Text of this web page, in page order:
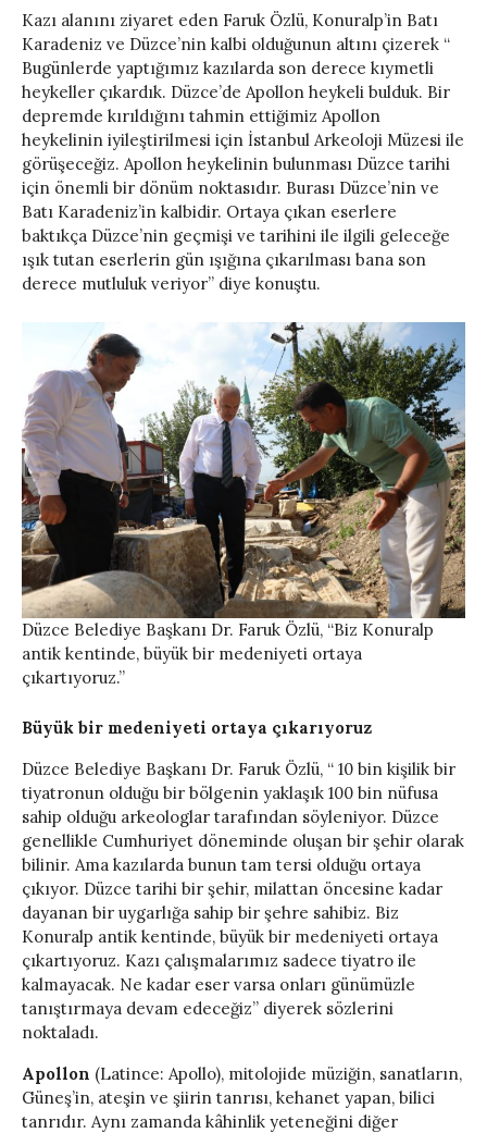
Kazı alanını ziyaret eden Faruk Özlü, Konuralp’in Batı
Karadeniz ve Düzce’nin kalbi olduğunun altını çizerek “
Bugünlerde yaptığımız kazılarda son derece kıymetli
heykeller çıkardık. Düzce’de Apollon heykeli bulduk. Bir
depremde kırıldığını tahmin ettiğimiz Apollon
heykelinin iyileştirilmesi için İstanbul Arkeoloji Müzesi ile
görüşeceğiz. Apollon heykelinin bulunması Düzce tarihi
için önemli bir dönüm noktasıdır. Burası Düzce’nin ve
Batı Karadeniz’in kalbidir. Ortaya çıkan eserlere
baktıkça Düzce’nin geçmişi ve tarihini ile ilgili geleceğe
ışık tutan eserlerin gün ışığına çıkarılması bana son
derece mutluluk veriyor” diye konuştu.
Düzce Belediye Başkanı Dr. Faruk Özlü, “Biz Konuralp
antik kentinde, büyük bir medeniyeti ortaya
çıkartıyoruz.”
Büyük bir medeniyeti ortaya çıkarıyoruz
Düzce Belediye Başkanı Dr. Faruk Özlü, “ 10 bin kişilik bir
tiyatronun olduğu bir bölgenin yaklaşık 100 bin nüfusa
sahip olduğu arkeologlar tarafından söyleniyor. Düzce
genellikle Cumhuriyet döneminde oluşan bir şehir olarak
bilinir. Ama kazılarda bunun tam tersi olduğu ortaya
çıkıyor. Düzce tarihi bir şehir, milattan öncesine kadar
dayanan bir uygarlığa sahip bir şehre sahibiz. Biz
Konuralp antik kentinde, büyük bir medeniyeti ortaya
çıkartıyoruz. Kazı çalışmalarımız sadece tiyatro ile
kalmayacak. Ne kadar eser varsa onları günümüzle
tanıştırmaya devam edeceğiz” diyerek sözlerini
noktaladı.
Apollon (Latince: Apollo), mitolojide müziğin, sanatların,
Güneş’in, ateşin ve şiirin tanrısı, kehanet yapan, bilici
tanrıdır. Aynı zamanda kâhinlik yeteneğini diğer